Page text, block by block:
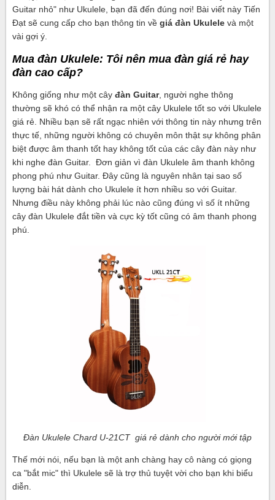
Guitar nhỏ" như Ukulele, bạn đã đến đúng nơi! Bài viết này Tiến
Đạt sẽ cung cấp cho bạn thông tin về giá đàn Ukulele và một
vài gợi ý.
Mua đàn Ukulele: Tôi nên mua đàn giá rẻ hay
đàn cao cấp?
Không giống như một cây đàn Guitar, người nghe thông
thường sẽ khó có thể nhận ra một cây Ukulele tốt so với Ukulele
giá rẻ. Nhiều bạn sẽ rất ngạc nhiên với thông tin này nhưng trên
thực tế, những người không có chuyên môn thật sự không phân
biệt được âm thanh tốt hay không tốt của các cây đàn này như
khi nghe đàn Guitar. Đơn giản vì đàn Ukulele âm thanh không
phong phú như Guitar. Đây cũng là nguyên nhân tại sao số
lượng bài hát dành cho Ukulele ít hơn nhiều so với Guitar.
Nhưng điều này không phải lúc nào cũng đúng vì số ít những
cây đàn Ukulele đắt tiền và cực kỳ tốt cũng có âm thanh phong
phú.
Đàn Ukulele Chard U-21CTgiá rẻ dành cho người mới tập
Thế mới nói, nếu bạn là một anh chàng hay cô nàng có giọng
ca "bắt mic" thì Ukulele sẽ là trợ thủ tuyệt vời cho bạn khi biểu
diễn.